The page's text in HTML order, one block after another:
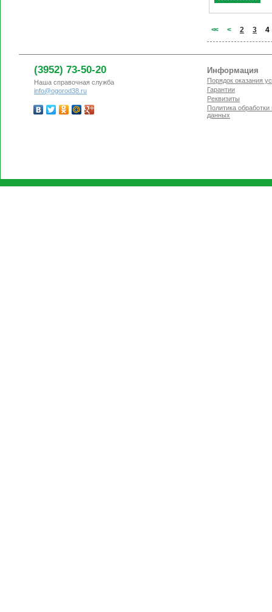
<< < 2 3 4
(3952) 73-50-20
Наша справочная служба
info@ogorod38.ru
Информация
Порядок оказания
Гарантии
Реквизиты
Политика
данных